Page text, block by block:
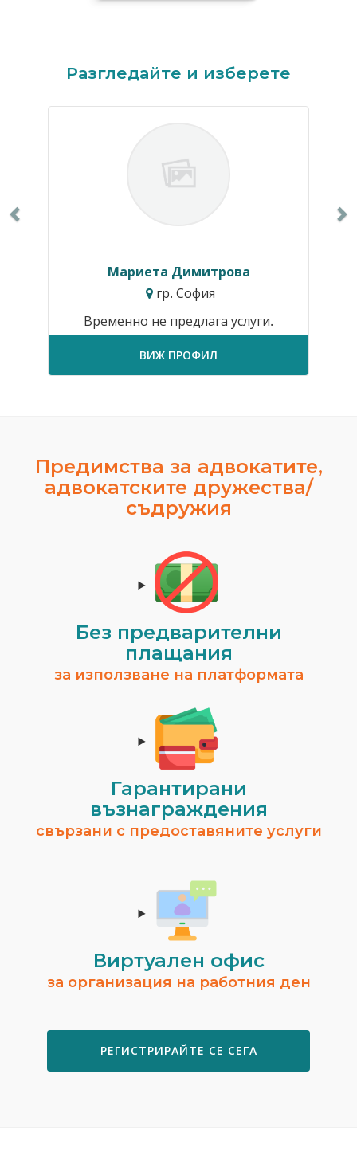
Разгледайте и изберете
Мариета Димитрова
гр. София
Временно не предлага услуги.
ВИЖ ПРОФИЛ
Предимства за адвокатите,
адвокатските дружества/
съдружия
Без предварителни
плащания
за използване на платформата
Гарантирани
възнаграждения
свързани с предоставяните услуги
Виртуален офис
за организация на работния ден
РЕГИСТРИРАЙТЕ СЕ СЕГА